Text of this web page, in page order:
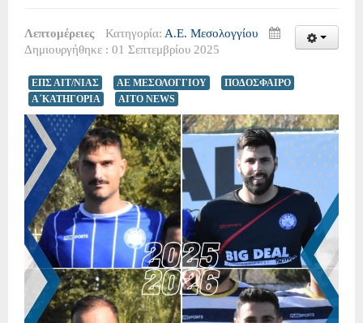
Λεπτομέρειες Κατηγορία: Α.Ε. Μεσολογγίου
Δημιουργήθηκε : 01 Σεπτεμβρίου 2025
ΕΠΣ ΑΙΤ/ΝΙΑΣ ΑΕ ΜΕΣΟΛΟΓΓΙΟΥ
ΠΟΔΟΣΦΑΙΡΟ
Α΄ΚΑΤΗΓΟΡΙΑ
AITO NEWS